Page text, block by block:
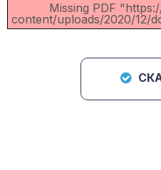
Missing PDF
content/uploads/2020/12/